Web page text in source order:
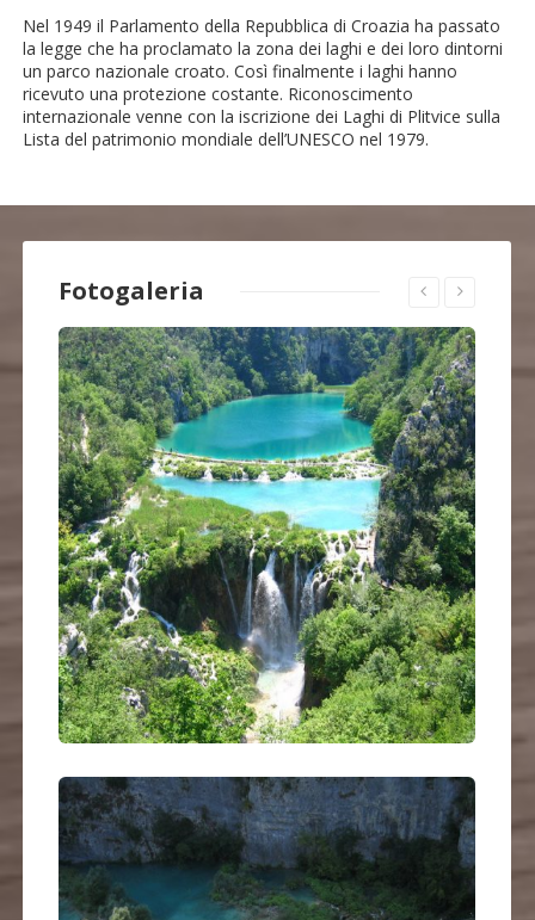
Nel 1949 il Parlamento della Repubblica di Croazia ha passato
la legge che ha proclamato la zona dei laghi e dei loro dintorni
un parco nazionale croato. Così finalmente i laghi hanno
ricevuto una protezione costante. Riconoscimento
internazionale venne con la iscrizione dei Laghi di Plitvice sulla
Lista del patrimonio mondiale dell’UNESCO nel 1979.
Fotogaleria